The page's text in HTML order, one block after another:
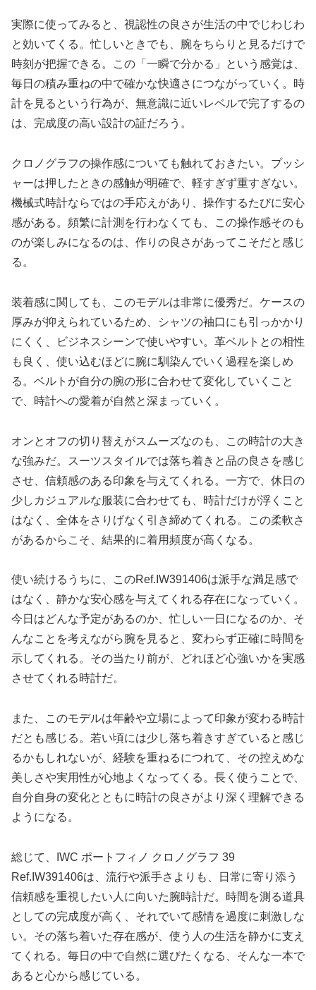
実際に使ってみると、視認性の良さが生活の中でじわじわ
と効いてくる。忙しいときでも、腕をちらりと見るだけで
時刻が把握できる。この「一瞬で分かる」という感覚は、
毎日の積み重ねの中で確かな快適さにつながっていく。時
計を見るという行為が、無意識に近いレベルで完了するの
は、完成度の高い設計の証だろう。
クロノグラフの操作感についても触れておきたい。プッシ
ャーは押したときの感触が明確で、軽すぎず重すぎない。
機械式時計ならではの手応えがあり、操作するたびに安心
感がある。頻繁に計測を行わなくても、この操作感そのも
のが楽しみになるのは、作りの良さがあってこそだと感じ
る。
装着感に関しても、このモデルは非常に優秀だ。ケースの
厚みが抑えられているため、シャツの袖口にも引っかかり
にくく、ビジネスシーンで使いやすい。革ベルトとの相性
も良く、使い込むほどに腕に馴染んでいく過程を楽しめ
る。ベルトが自分の腕の形に合わせて変化していくこと
で、時計への愛着が自然と深まっていく。
オンとオフの切り替えがスムーズなのも、この時計の大き
な強みだ。スーツスタイルでは落ち着きと品の良さを感じ
させ、信頼感のある印象を与えてくれる。一方で、休日の
少しカジュアルな服装に合わせても、時計だけが浮くこと
はなく、全体をさりげなく引き締めてくれる。この柔軟さ
があるからこそ、結果的に着用頻度が高くなる。
使い続けるうちに、このRef.IW391406は派手な満足感で
はなく、静かな安心感を与えてくれる存在になっていく。
今日はどんな予定があるのか、忙しい一日になるのか、そ
んなことを考えながら腕を見ると、変わらず正確に時間を
示してくれる。その当たり前が、どれほど心強いかを実感
させてくれる時計だ。
また、このモデルは年齢や立場によって印象が変わる時計
だとも感じる。若い頃には少し落ち着きすぎていると感じ
るかもしれないが、経験を重ねるにつれて、その控えめな
美しさや実用性が心地よくなってくる。長く使うことで、
自分自身の変化とともに時計の良さがより深く理解できる
ようになる。
総じて、IWC ポートフィノ クロノグラフ 39
Ref.IW391406は、流行や派手さよりも、日常に寄り添う
信頼感を重視したい人に向いた腕時計だ。時間を測る道具
としての完成度が高く、それでいて感情を過度に刺激しな
い。その落ち着いた存在感が、使う人の生活を静かに支え
てくれる。毎日の中で自然に選びたくなる、そんな一本で
あると心から感じている。